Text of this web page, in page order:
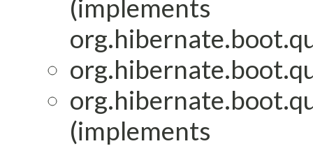
(implements
(implements